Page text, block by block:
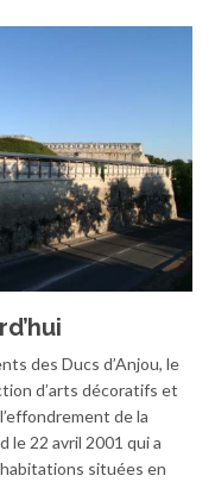
des Ducs d’Anjou, le
d’arts décoratifs et
de la
le 22 avril 2001 qui a
situées en